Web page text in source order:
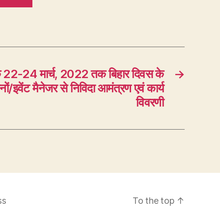
→
22-24 मार्च, 2022 तक बिहार दिवस के
इवेंट मैनेजर से निविदा आमंत्रण एवं कार्य
विवरणी
To the top ↑